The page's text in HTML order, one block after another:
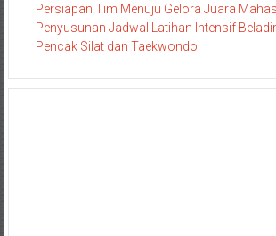
Persiapan Tim Menuju Gelora Juara
Penyusunan Jadwal Latihan Intensif
Pencak Silat dan Taekwondo